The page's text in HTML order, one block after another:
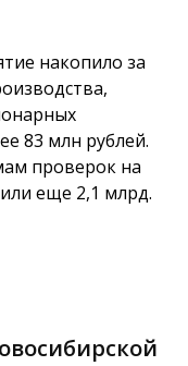
накопило за
83 млн рублей.
проверок на
еще 2,1 млрд.